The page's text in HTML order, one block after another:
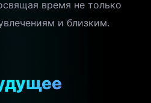
время не только
и близким.